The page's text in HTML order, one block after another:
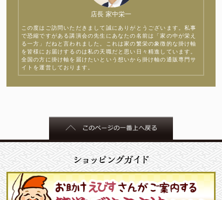
店長 家中栄一
この度はご訪問いただきまして誠にありがとうございます。私事
で恐縮ですがある講演会の先生にあなたの名前は「家の中が栄え
る一方」だねと言われました。これは家の繁栄の象徴的な掛け軸
を皆様にお届けするのは私の天職だと思い日々精進しています。
全国の方に掛け軸を届けたいという想いから掛け軸の通販専門サ
イトを運営しております。